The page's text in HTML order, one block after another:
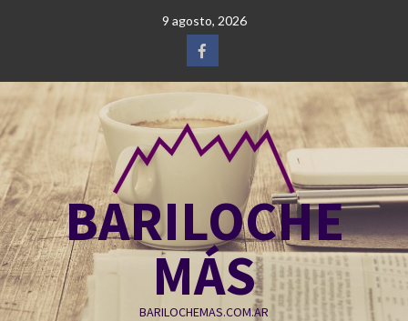
9 agosto, 2026
Facebook
BARILOCHE
MÁS
BARILOCHEMAS.COM.AR